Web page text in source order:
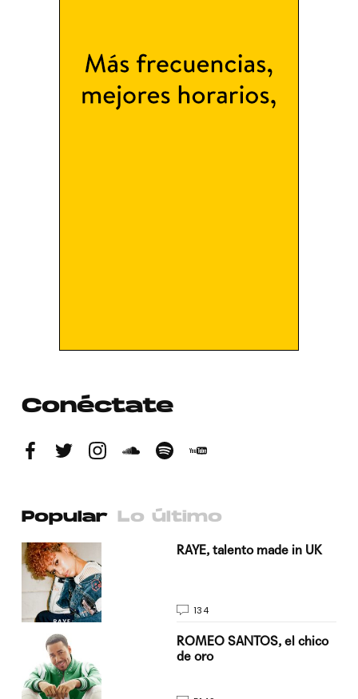
Conéctate
Popular Lo último
RAYE, talento made in UK
134
ROMEO SANTOS, el chico
de oro